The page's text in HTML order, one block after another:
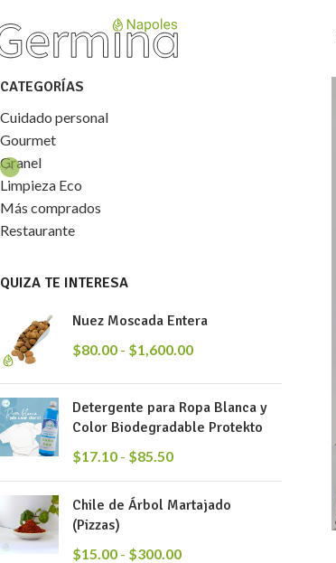
CATEGORÍAS
Cuidado personal
Gourmet
Granel
Limpieza Eco
Más comprados
Restaurante
QUIZA TE INTERESA
Nuez Moscada Entera
$80.00 - $1,600.00
Detergente para Ropa Blanca y
Color Biodegradable Protekto
$17.10 - $85.50
Chile de Árbol Martajado
(Pizzas)
$15.00 - $300.00